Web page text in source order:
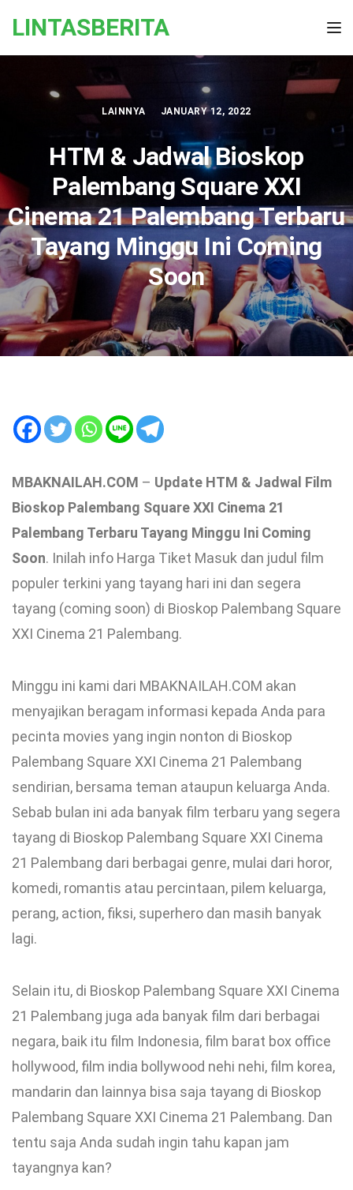
LINTASBERITA
LAINNYA JANUARY 12, 2022
HTM & Jadwal Bioskop
Palembang Square XXI
Cinema 21 Palembang Terbaru
Tayang Minggu Ini Coming
Soon
MBAKNAILAH.COM – Update HTM & Jadwal Film
Bioskop Palembang Square XXI Cinema 21
Palembang Terbaru Tayang Minggu Ini Coming
Soon. Inilah info Harga Tiket Masuk dan judul film
populer terkini yang tayang hari ini dan segera
tayang (coming soon) di Bioskop Palembang Square
XXI Cinema 21 Palembang.
Minggu ini kami dari MBAKNAILAH.COM akan
menyajikan beragam informasi kepada Anda para
pecinta movies yang ingin nonton di Bioskop
Palembang Square XXI Cinema 21 Palembang
sendirian, bersama teman ataupun keluarga Anda.
Sebab bulan ini ada banyak film terbaru yang segera
tayang di Bioskop Palembang Square XXI Cinema
21 Palembang dari berbagai genre, mulai dari horor,
komedi, romantis atau percintaan, pilem keluarga,
perang, action, fiksi, superhero dan masih banyak
lagi.
Selain itu, di Bioskop Palembang Square XXI Cinema
21 Palembang juga ada banyak film dari berbagai
negara, baik itu film Indonesia, film barat box office
hollywood, film india bollywood nehi nehi, film korea,
mandarin dan lainnya bisa saja tayang di Bioskop
Palembang Square XXI Cinema 21 Palembang. Dan
tentu saja Anda sudah ingin tahu kapan jam
tayangnya kan?